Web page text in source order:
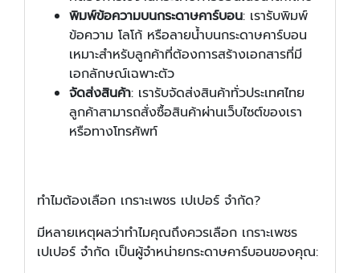
พิมพ์ข้อความบนกระดาษคาร์บอน: เรารับพิมพ์
ข้อความ โลโก้ หรือลายน้ำบนกระดาษคาร์บอน
เหมาะสำหรับลูกค้าที่ต้องการสร้างเอกสารที่มี
เอกลักษณ์เฉพาะตัว
จัดส่งสินค้า: เรารับจัดส่งสินค้าทั่วประเทศไทย
ลูกค้าสามารถสั่งซื้อสินค้าผ่านเว็บไซต์ของเรา
หรือทางโทรศัพท์
ทำไมต้องเลือก เกราะเพชร เปเปอร์ จำกัด?
มีหลายเหตุผลว่าทำไมคุณถึงควรเลือก เกราะเพชร
เปเปอร์ จำกัด เป็นผู้จำหน่ายกระดาษคาร์บอนของคุณ: